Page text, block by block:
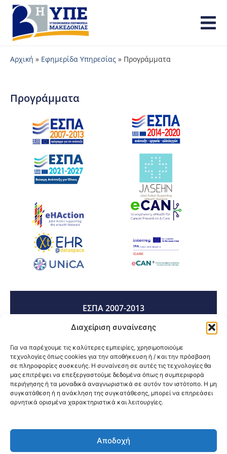
Διαχείριση συναίνεσης
Για να παρέχουμε τις καλύτερες εμπειρίες, χρησιμοποιούμε
τεχνολογίες όπως cookies για την αποθήκευση ή / και την πρόσβαση
σε πληροφορίες συσκευής. Η συναίνεση σε αυτές τις τεχνολογίες θα
μας επιτρέψει να επεξεργαστούμε δεδομένα όπως η συμπεριφορά
περιήγησης ή τα μοναδικά αναγνωριστικά σε αυτόν τον ιστότοπο. Η μη
συγκατάθεση ή η ανάκληση της συγκατάθεσης, μπορεί να επηρεάσει
αρνητικά ορισμένα χαρακτηριστικά και λειτουργίες.
Αποδοχή
Αρχική » Εφημερίδα Υπηρεσίας » Προγράμματα
Προγράμματα
ΕΣΠΑ 2007-2013
ΕΣΠΑ 2014-2020
ΕΣΠΑ 2021-2027
@2026 3ype.gr All rights reserved